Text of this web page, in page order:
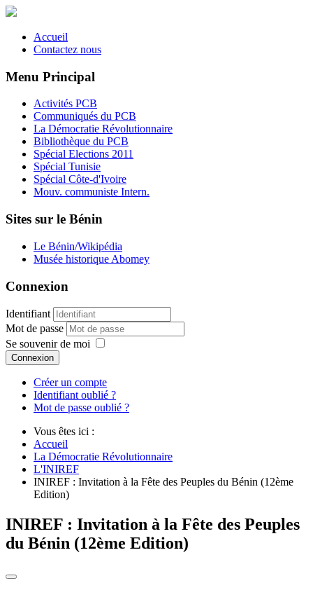
Accueil
Contactez nous
Menu Principal
Activités PCB
Communiqués du PCB
La Démocratie Révolutionnaire
Bibliothèque du PCB
Spécial Elections 2011
Spécial Tunisie
Spécial Côte-d'Ivoire
Mouv. communiste Intern.
Sites sur le Bénin
Le Bénin/Wikipédia
Musée historique Abomey
Connexion
Identifiant
Mot de passe
Se souvenir de moi
Connexion
Créer un compte
Identifiant oublié ?
Mot de passe oublié ?
Vous êtes ici :
Accueil
La Démocratie Révolutionnaire
L'INIREF
INIREF : Invitation à la Fête des Peuples du Bénin (12ème
Edition)
INIREF : Invitation à la Fête des Peuples
du Bénin (12ème Edition)